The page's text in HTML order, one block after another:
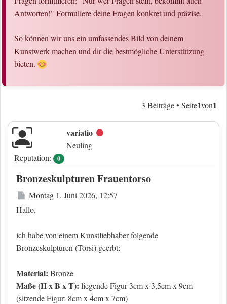
Antworten!" Formuliere deine Fragen konkret und präzise.
So können wir uns ein umfassendes Bild von deinem
Kunstwerk machen und dir die bestmögliche Unterstützung
bieten.
3 Beiträge • Seite1von1
variatio Offline
Neuling
Reputation:
0
Bronzeskulpturen Frauentorso
Beitrag
Montag 1. Juni 2026, 12:57
Hallo,
ich habe von einem Kunstliebhaber folgende
Bronzeskulpturen (Torsi) geerbt:
Material: Bronze
Maße (H x B x T): liegende Figur 3cm x 3,5cm x 9cm
(sitzende Figur: 8cm x 4cm x 7cm)